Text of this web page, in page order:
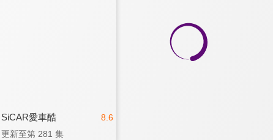
8.6
SiCAR愛車酷
更新至第 281 集